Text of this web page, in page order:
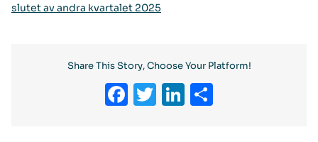
slutet av andra kvartalet 2025
Share This Story, Choose Your Platform!
Facebook
Twitter
LinkedIn